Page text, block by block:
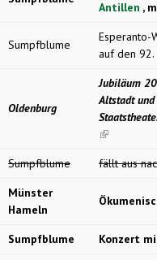
Antillen ,
Sumpfblume
Esperanto-
auf den 92.
Oldenburg
Jubiläum
Altstadt und
(link is
Sumpfblume fällt aus
Münster
Hameln
Sumpfblume Konzert